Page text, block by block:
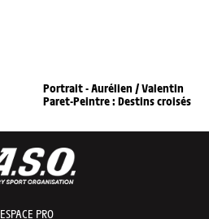
Portrait - Aurélien / Valentin
Paret-Peintre : Destins croisés
ESPACE PRO